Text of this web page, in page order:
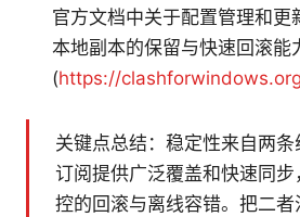
官方文档中关于配置管理和更
本地副本的保留与快速回滚能
(https://
关键点总结：稳定性来自两
订阅提供广泛覆盖和快速同
控的回滚与离线容错。把二